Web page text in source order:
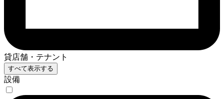
貸店舗・テナント
すべて表示する
設備